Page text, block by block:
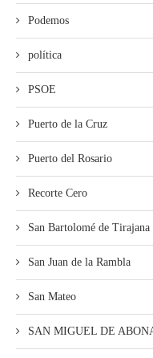
Podemos
política
PSOE
Puerto de la Cruz
Puerto del Rosario
Recorte Cero
San Bartolomé de Tirajana
San Juan de la Rambla
San Mateo
SAN MIGUEL DE